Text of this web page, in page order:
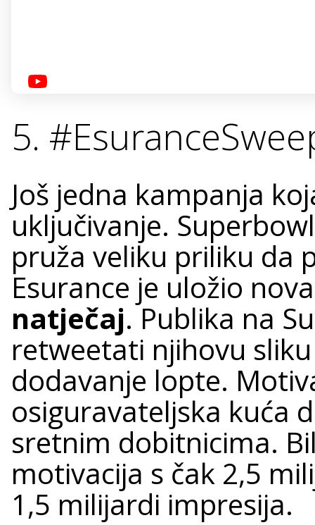
5.
Još jedna kampanja
uključivanje.
pruža veliku priliku da
Esurance je uložio
natječaj. Publika na
retweetati njihovu
dodavanje lopte.
osiguravateljska kuća
sretnim dobitnicima.
motivacija s čak 2,5
1,5 milijardi impresija.